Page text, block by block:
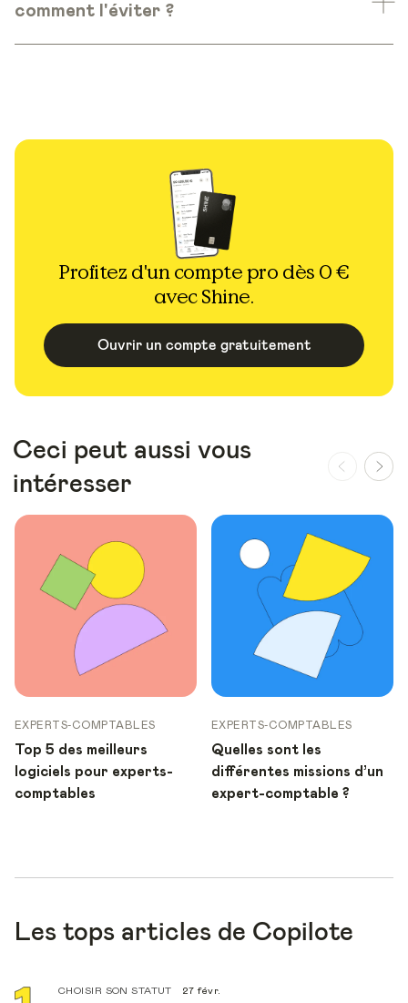
comment l'éviter ?
Profitez d'un compte pro dès 0 €
avec Shine.
Ouvrir un compte gratuitement
Ceci peut aussi vous
intéresser
EXPERTS-COMPTABLES
Top 5 des meilleurs
logiciels pour experts-
comptables
EXPERTS-COMPTABLES
Quelles sont les
différentes missions d’un
expert-comptable ?
Les tops articles de Copilote
CHOISIR SON STATUT 27 févr.